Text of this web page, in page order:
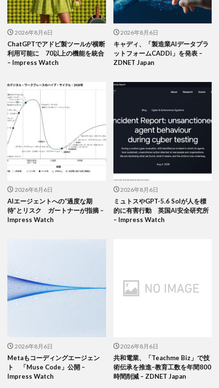
2026年8月6日
ChatGPTでアドビ製ツールが横断
利用可能に 70以上の機能を統合
– Impress Watch
2026年8月6日
キャディ、「製造業AIデータプラ
ットフォームCADDi」を発表 –
ZDNET Japan
2026年8月6日
AIエージェントへの“過度な期
待”とリスク ガートナーが指摘 –
Impress Watch
2026年8月6日
ミュトスやGPT-5.6 Solが人を標
的に有害行動 英国AI安全研究所
– Impress Watch
2026年8月6日
Metaもコーディングエージェン
ト 「Muse Code」公開 –
Impress Watch
2026年8月6日
共和電業、「Teachme Biz」で技
術伝承を推進–教育工数を年間800
時間削減 – ZDNET Japan